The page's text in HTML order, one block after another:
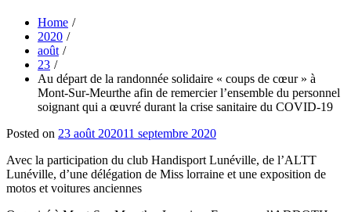
Home
2020
août
23
Au départ de la randonnée solidaire « coups de cœur » à
Mont-Sur-Meurthe afin de remercier l’ensemble du personnel
soignant qui a œuvré durant la crise sanitaire du COVID-19
Posted on 23 août 202011 septembre 2020
Avec la participation du club Handisport Lunéville, de l’ALTT
Lunéville, d’une délégation de Miss lorraine et une exposition de
motos et voitures anciennes